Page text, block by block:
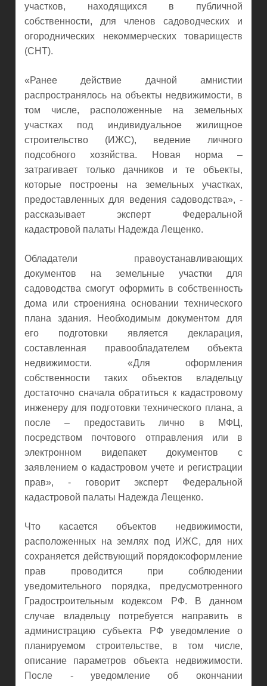
участков, находящихся в публичной
собственности, для членов садоводческих и
огороднических некоммерческих товариществ
(СНТ).
«Ранее действие дачной амнистии
распространялось на объекты недвижимости, в
том числе, расположенные на земельных
участках под индивидуальное жилищное
строительство (ИЖС), ведение личного
подсобного хозяйства. Новая норма –
затрагивает только дачников и те объекты,
которые построены на земельных участках,
предоставленных для ведения садоводства», -
рассказывает эксперт Федеральной
кадастровой палаты Надежда Лещенко.
Обладатели правоустанавливающих
документов на земельные участки для
садоводства смогут оформить в собственность
дома или строенияна основании технического
плана здания. Необходимым документом для
его подготовки является декларация,
составленная правообладателем объекта
недвижимости. «Для оформления
собственности таких объектов владельцу
достаточно сначала обратиться к кадастровому
инженеру для подготовки технического плана, а
после – предоставить лично в МФЦ,
посредством почтового отправления или в
электронном видепакет документов с
заявлением о кадастровом учете и регистрации
прав», - говорит эксперт Федеральной
кадастровой палаты Надежда Лещенко.
Что касается объектов недвижимости,
расположенных на землях под ИЖС, для них
сохраняется действующий порядок:оформление
прав проводится при соблюдении
уведомительного порядка, предусмотренного
Градостроительным кодексом РФ. В данном
случае владельцу потребуется направить в
администрацию субъекта РФ уведомление о
планируемом строительстве, в том числе,
описание параметров объекта недвижимости.
После - уведомление об окончании